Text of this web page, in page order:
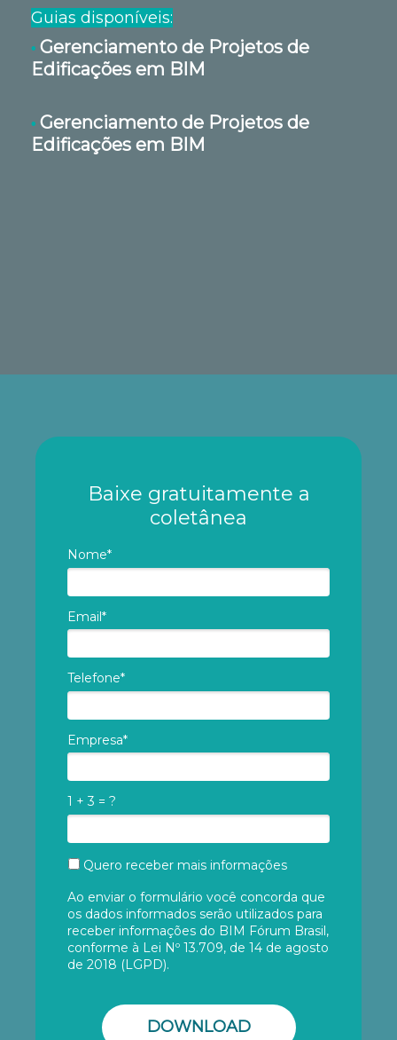
Guias disponíveis:
• Gerenciamento de Projetos de
Edificações em BIM
• Gerenciamento de Projetos de
Edificações em BIM
Baixe gratuitamente a
coletânea
Nome*
Email*
Telefone*
Empresa*
1 + 3 = ?
Quero receber mais informações
Ao enviar o formulário você concorda que
os dados informados serão utilizados para
receber informações do BIM Fórum Brasil,
conforme à Lei Nº 13.709, de 14 de agosto
de 2018 (LGPD).
DOWNLOAD